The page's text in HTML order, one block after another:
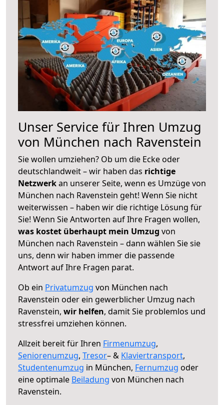
Unser Service für Ihren Umzug
von München nach Ravenstein
Sie wollen umziehen? Ob um die Ecke oder
deutschlandweit – wir haben das richtige
Netzwerkan unserer Seite, wenn es Umzüge von
München nach Ravenstein geht! Wenn Sie nicht
weiterwissen – haben wir die richtige Lösung für
Sie! Wenn Sie Antworten auf Ihre Fragen wollen,
was kostet überhaupt mein Umzug von
München nach Ravenstein – dann wählen Sie sie
uns, denn wir haben immer die passende
Antwort auf Ihre Fragen parat.
Ob ein Privatumzug von München nach
Ravenstein oder ein gewerblicher Umzug nach
Ravenstein, wir helfen, damit Sie problemlos und
stressfrei umziehen können.
Allzeit bereit für Ihren Firmenumzug,
Seniorenumzug, Tresor– & Klaviertransport,
Studentenumzug in München, Fernumzug oder
eine optimale Beiladung von München nach
Ravenstein.